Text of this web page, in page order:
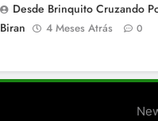
Desde Brinquito Cruzando
Biran
4 Meses Atrás 0